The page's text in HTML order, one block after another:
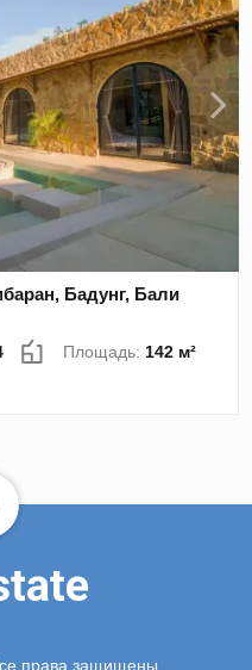
Бадунг, Бали
Площадь:142 м²
права защищены.